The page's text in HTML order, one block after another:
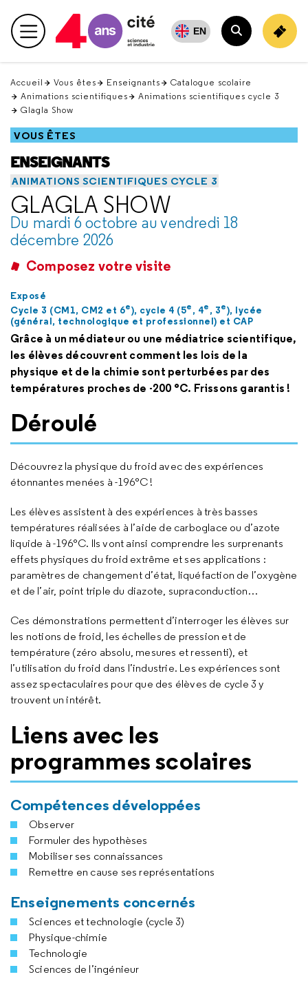
en
haut Menu principal EN
Rechercher
Accueil Vous êtes Enseignants
Catalogue scolaire
Animations scientifiques
Animations scientifiques cycle 3
Glagla Show
VOUS ÊTES
ENSEIGNANTS
ANIMATIONS SCIENTIFIQUES CYCLE 3
GLAGLA SHOW
Du mardi 6 octobre au vendredi 18
décembre 2026
Composez votre visite
Exposé
Cycle 3 (CM1, CM2 et 6e), cycle 4 (5e , 4e , 3e), lycée
(général, technologique et professionnel) et CAP
Grâce à un médiateur ou une médiatrice scientifique,
les élèves découvrent comment les lois de la
physique et de la chimie sont perturbées par des
températures proches de -200 °C. Frissons garantis !
Déroulé
Découvrez la physique du froid avec des expériences
étonnantes menées à -196°C !
Les élèves assistent à des expériences à très basses
températures réalisées à l’aide de carboglace ou d’azote
liquide à -196°C. Ils vont ainsi comprendre les surprenants
effets physiques du froid extrême et ses applications :
paramètres de changement d’état, liquéfaction de l’oxygène
et de l’air, point triple du diazote, supraconduction…
Ces démonstrations permettent d’interroger les élèves sur
les notions de froid, les échelles de pression et de
température (zéro absolu, mesures et ressenti), et
l’utilisation du froid dans l’industrie. Les expériences sont
assez spectaculaires pour que des élèves de cycle 3 y
trouvent un intérêt.
Liens avec les
programmes scolaires
Compétences développées
Observer
Formuler des hypothèses
Mobiliser ses connaissances
Remettre en cause ses représentations
Enseignements concernés
Sciences et technologie (cycle 3)
Physique-chimie
Technologie
Sciences de l’ingénieur